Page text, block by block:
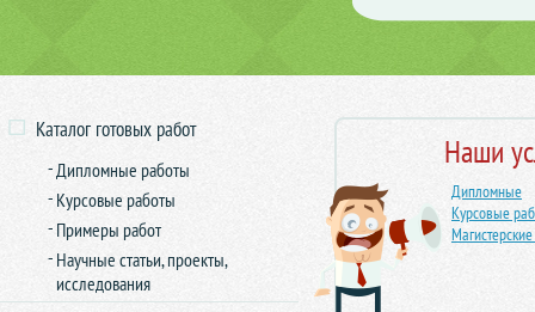
Наши
Дипломные
Курсовые
Каталог готовых работ
Дипломные работы
Курсовые работы
Примеры работ
Научные статьи, проекты,
исследования